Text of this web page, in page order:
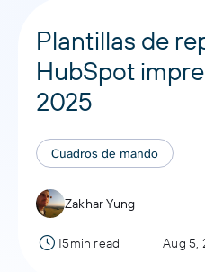
Plantillas de
HubSpot
2025
Cuadros de mando
Zakhar Yung
15min read Aug 5,